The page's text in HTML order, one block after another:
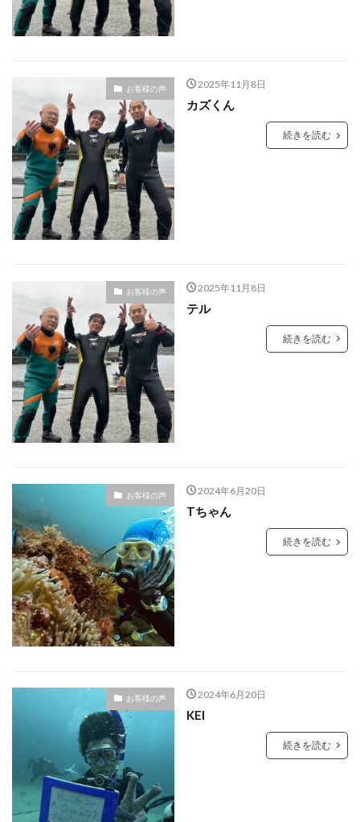
お客様の声 2025年11月8日
カズくん
続きを読む
お客様の声 2025年11月8日
テル
続きを読む
お客様の声 2024年6月20日
Tちゃん
続きを読む
お客様の声 2024年6月20日
KEI
続きを読む